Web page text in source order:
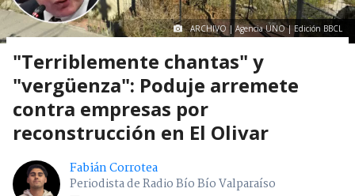
ARCHIVO | Agencia UNO | Edición BBCL
"Terriblemente chantas" y
"vergüenza": Poduje arremete
contra empresas por
reconstrucción en El Olivar
Fabián Corrotea
Periodista de Radio Bío Bío Valparaíso